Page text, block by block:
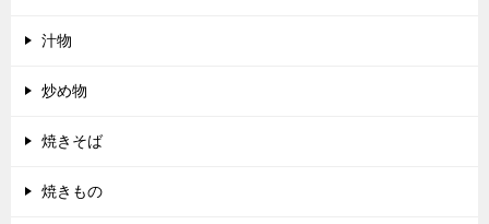
汁物
炒め物
焼きそば
焼きもの